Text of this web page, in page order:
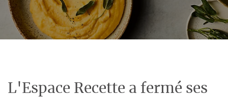
L'Espace Recette a fermé ses